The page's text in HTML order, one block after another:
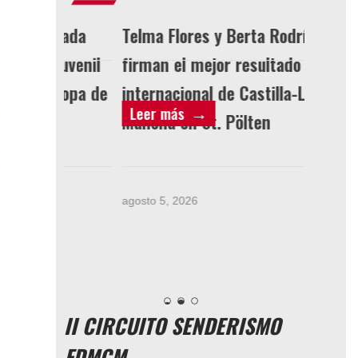
Juvenil
de
Telma Flores y Berta Rodríguez
firman el mejor resultado
internacional de Castilla-La
Mancha en St. Pölten
agosto 5, 2026
Leer más
II CIRCUITO SENDERISMO